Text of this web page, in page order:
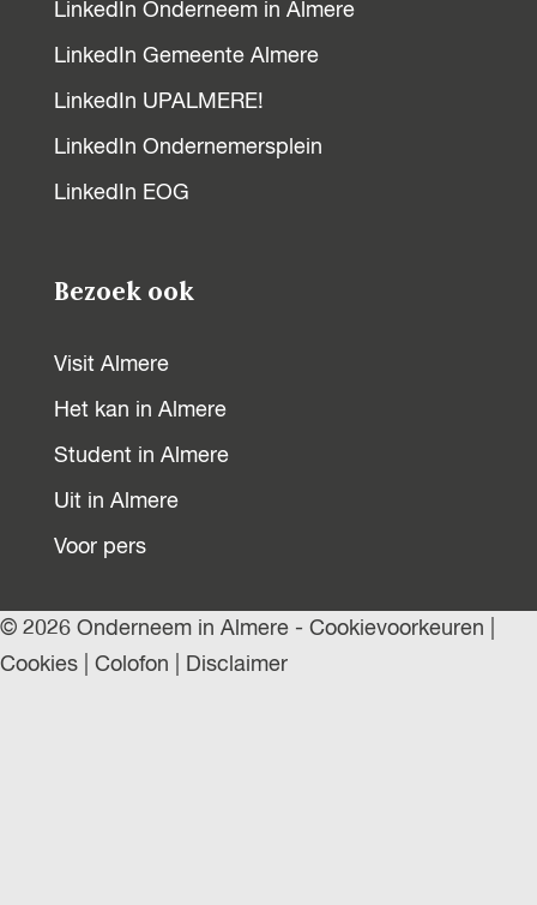
LinkedIn Onderneem in Almere
LinkedIn Gemeente Almere
LinkedIn UPALMERE!
LinkedIn Ondernemersplein
LinkedIn EOG
Bezoek ook
Visit Almere
Het kan in Almere
Student in Almere
Uit in Almere
Voor pers
© 2026 Onderneem in Almere - Cookievoorkeuren
Cookies
Colofon Disclaimer